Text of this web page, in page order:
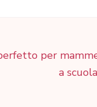
per
a